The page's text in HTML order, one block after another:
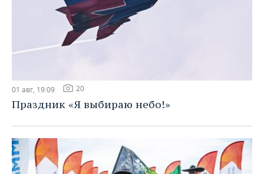
01 авг, 19:09 20
Праздник «Я выбираю небо!»